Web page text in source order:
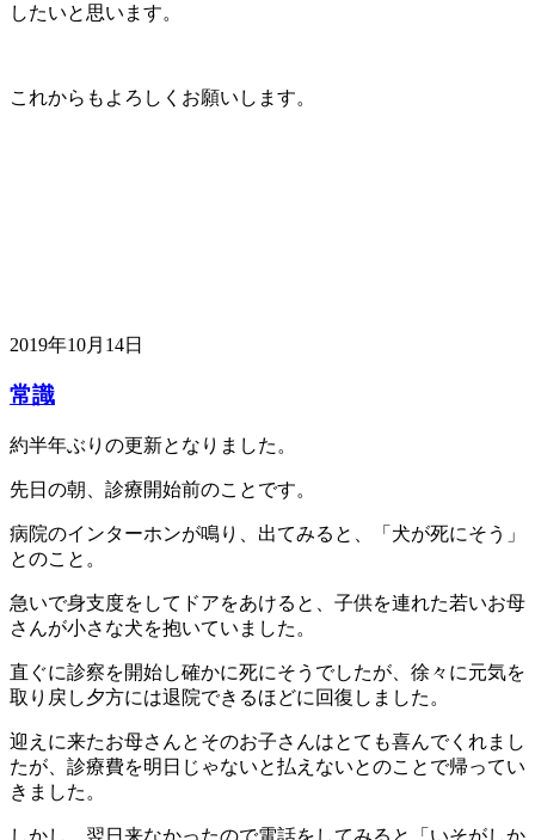
したいと思います。
これからもよろしくお願いします。
2019年10月14日
常識
約半年ぶりの更新となりました。
先日の朝、診療開始前のことです。
病院のインターホンが鳴り、出てみると、「犬が死にそう」
とのこと。
急いで身支度をしてドアをあけると、子供を連れた若いお母
さんが小さな犬を抱いていました。
直ぐに診察を開始し確かに死にそうでしたが、徐々に元気を
取り戻し夕方には退院できるほどに回復しました。
迎えに来たお母さんとそのお子さんはとても喜んでくれまし
たが、診療費を明日じゃないと払えないとのことで帰ってい
きました。
しかし、翌日来なかったので電話をしてみると「いそがしか